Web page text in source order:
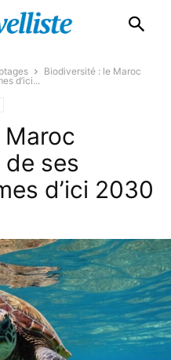
Biodiversité : le Maroc
d’ici...
ses
d’ici 2030